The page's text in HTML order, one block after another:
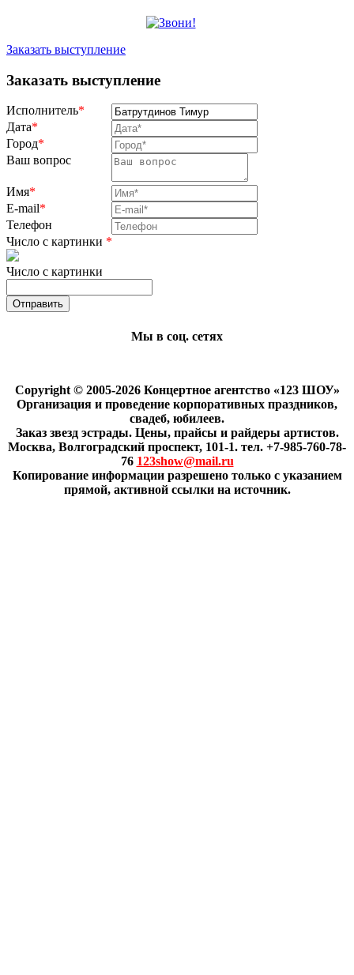
Заказать выступление
Заказать выступление
Исполнитель*
Дата*
Город*
Ваш вопрос
Имя*
E-mail*
Телефон
Число с картинки *
Число с картинки
Мы в соц. сетях
Copyright © 2005-2026 Концертное агентство «123 ШОУ»
Организация и проведение корпоративных праздников,
свадеб, юбилеев.
Заказ звезд эстрады. Цены, прайсы и райдеры артистов.
Москва, Волгоградский проспект, 101-1. тел. +7-985-760-78-
76 123show@mail.ru
Копирование информации разрешено только с указанием
прямой, активной ссылки на источник.